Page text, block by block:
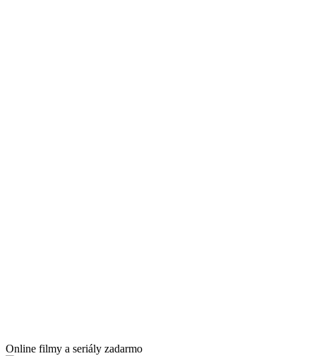
Online filmy a seriály zadarmo